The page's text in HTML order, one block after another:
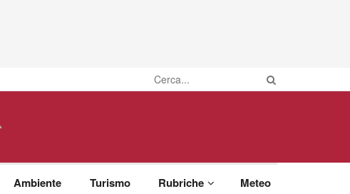
Ambiente Turismo Rubriche Meteo